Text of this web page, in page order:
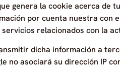
genera la cookie acerca de
por cuenta nuestra con
relacionados con la
dicha información a
no asociará su dirección IP